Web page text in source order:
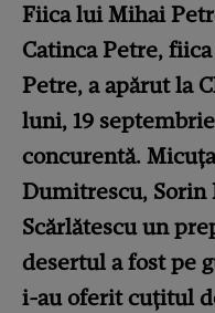
Fiica lui Mihai
Catinca Petre,
Petre, a apărut la
luni, 19
concurentă.
Dumitrescu, Sorin
Scărlătescu un
desertul a fost pe
i-au oferit cuțitul